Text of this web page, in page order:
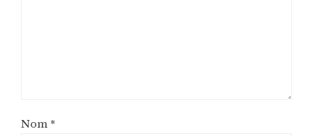
Nom *